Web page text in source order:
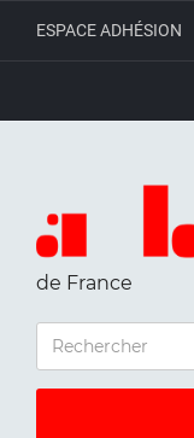
ESPACE ADHÉSION
de France
RECHERCHER